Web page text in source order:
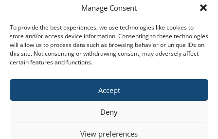
Manage Consent
To provide the best experiences, we use technologies like cookies to
store and/or access device information. Consenting to these technologies
will allow us to process data such as browsing behavior or unique IDs on
this site. Not consenting or withdrawing consent, may adversely affect
certain features and functions.
Accept
Deny
View preferences
Saradnja sa UNICEF -om
Konsultacije